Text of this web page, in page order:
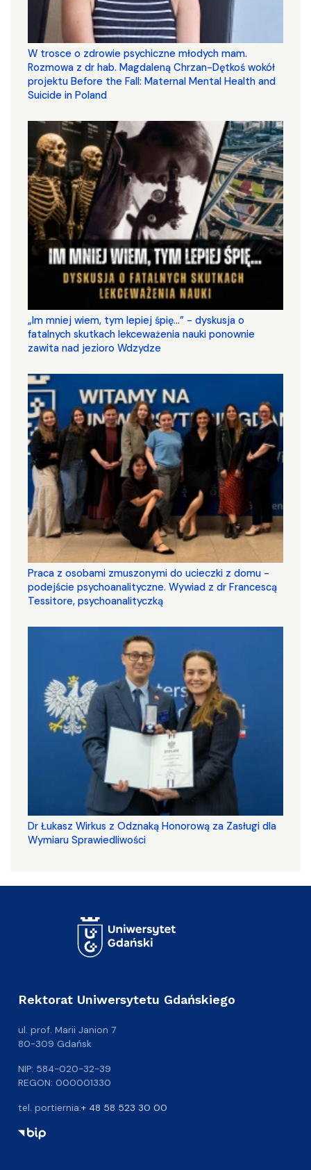
W trosce o zdrowie psychiczne młodych mam.
Rozmowa z dr hab. Magdaleną Chrzan-Dętkoś wokół
projektu Before the Fall: Maternal Mental Health and
Suicide in Poland
„Im mniej wiem, tym lepiej śpię...” - dyskusja o
fatalnych skutkach lekceważenia nauki ponownie
zawita nad jezioro Wdzydze
Praca z osobami zmuszonymi do ucieczki z domu -
podejście psychoanalityczne. Wywiad z dr Francescą
Tessitore, psychoanalityczką
Dr Łukasz Wirkus z Odznaką Honorową za Zasługi dla
Wymiaru Sprawiedliwości
Rektorat Uniwersytetu Gdańskiego
ul. prof. Marii Janion 7
80-309 Gdańsk
NIP: 584-020-32-39
REGON: 000001330
tel. portiernia:+ 48 58 523 30 00